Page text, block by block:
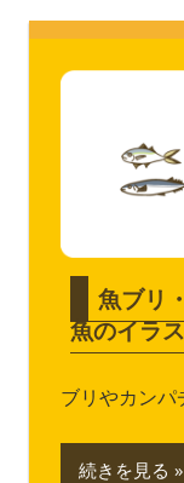
魚ブリ
魚のイラ
ブリやカンパ
続きを見る